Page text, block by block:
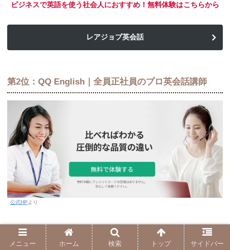
ビジネスで英語を使う社会人におすすめ！無料体験はこちらから
レアジョブ英会話
第2位：QQ English｜全員正社員のプロ英会話講師
公式HP より
QQ Englishはフィリピンのセブ島を拠点に英会話サービスを提供
しています。
メニュー ホーム 検索 トップ サイドバー